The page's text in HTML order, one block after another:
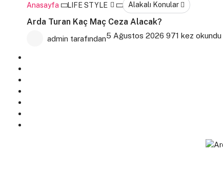
Anasayfa LIFE STYLE Alakalı Konular
Arda Turan Kaç Maç Ceza Alacak?
admin tarafından5 Ağustos 2026 971 kez okundu